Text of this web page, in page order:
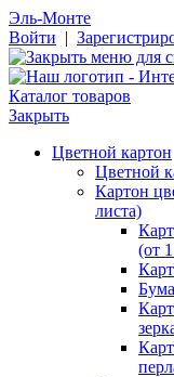
Эль-Монте
Войти |
Каталог товаров
Закрыть
Цветной картон
Цветной
Картон
листа)
(от